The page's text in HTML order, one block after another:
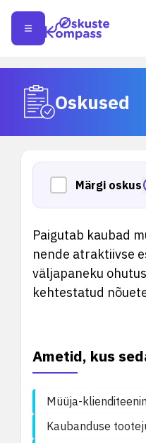
Oskused
Märgi oskus
Paigutab kaubad
nende atraktiivse
väljapaneku
kehtestatud
Ametid, kus
Müüja-
Kaubanduse